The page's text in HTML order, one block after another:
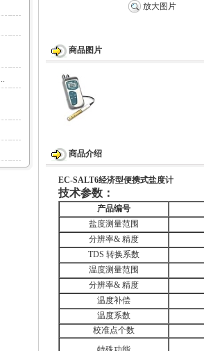
放大图片
商品图片
商品介绍
EC-SALT6经济型便携式盐度计
技术参数：
产品编号
盐度测量范围
分辨率& 精度
TDS 转换系数
温度测量范围
分辨率& 精度
温度补偿
温度系数
校准点个数